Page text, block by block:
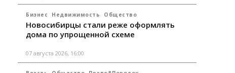
Бизнес Недвижимость Общество
Новосибирцы стали реже оформлять
дома по упрощенной схеме
07 августа 2026, 16:00